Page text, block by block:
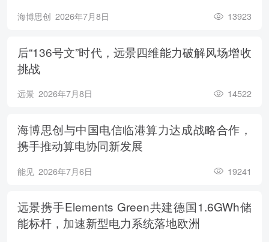
海博思创 2026年7月8日 13923
后“136号文”时代，远景四维能力破解风场增收
挑战
远景 2026年7月8日 14522
海博思创与中国电信临港算力达成战略合作，
携手推动算电协同新发展
能见 2026年7月6日 19241
远景携手Elements Green共建德国1.6GWh储
能标杆，加速新型电力系统落地欧洲